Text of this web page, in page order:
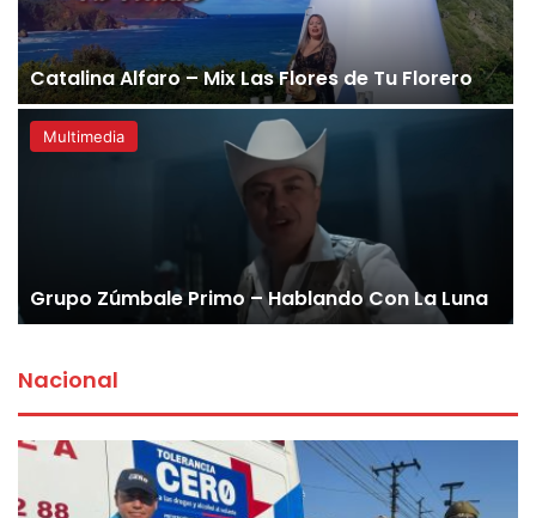
Catalina Alfaro – Mix Las Flores de Tu Florero
Multimedia
Grupo Zúmbale Primo – Hablando Con La Luna
Nacional